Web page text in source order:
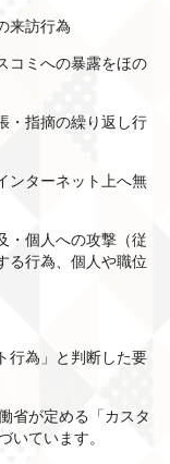
来訪行為
コミへの暴露をほの
・指摘の繰り返し行
ンターネット上へ無
・個人への攻撃（従
る行為、個人や職位
行為」と判断した要
省が定める「カスタ
いています。